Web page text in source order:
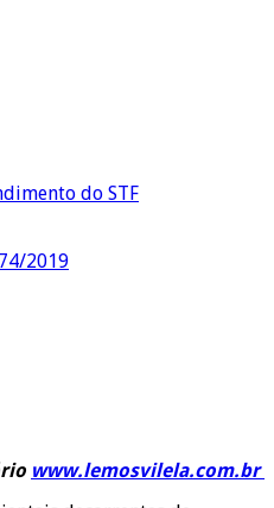
do STF
2019
www.lemosvilela.com.br